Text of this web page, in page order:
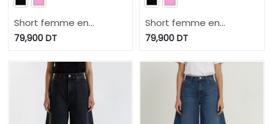
Short femme en
molleton
79,900DT
Short femme en
molleton
79,900 DT